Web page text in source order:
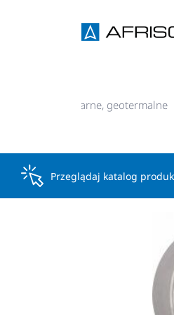
c.o., c.w.u, solarne, geotermalne
Przeglądaj katalog